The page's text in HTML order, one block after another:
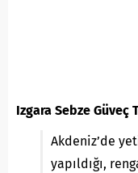
Izgara Sebze Güveç
Akdeniz’de
yapıldığı,